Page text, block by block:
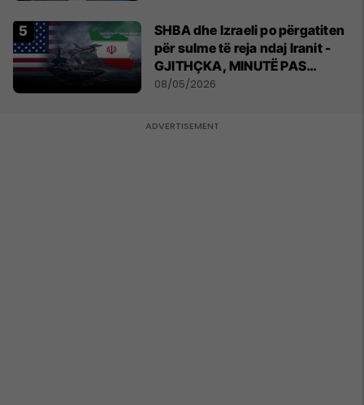
SHBA dhe Izraeli po përgatiten
për sulme të reja ndaj Iranit -
GJITHÇKA, MINUTË PAS
MINUTE
08/05/2026